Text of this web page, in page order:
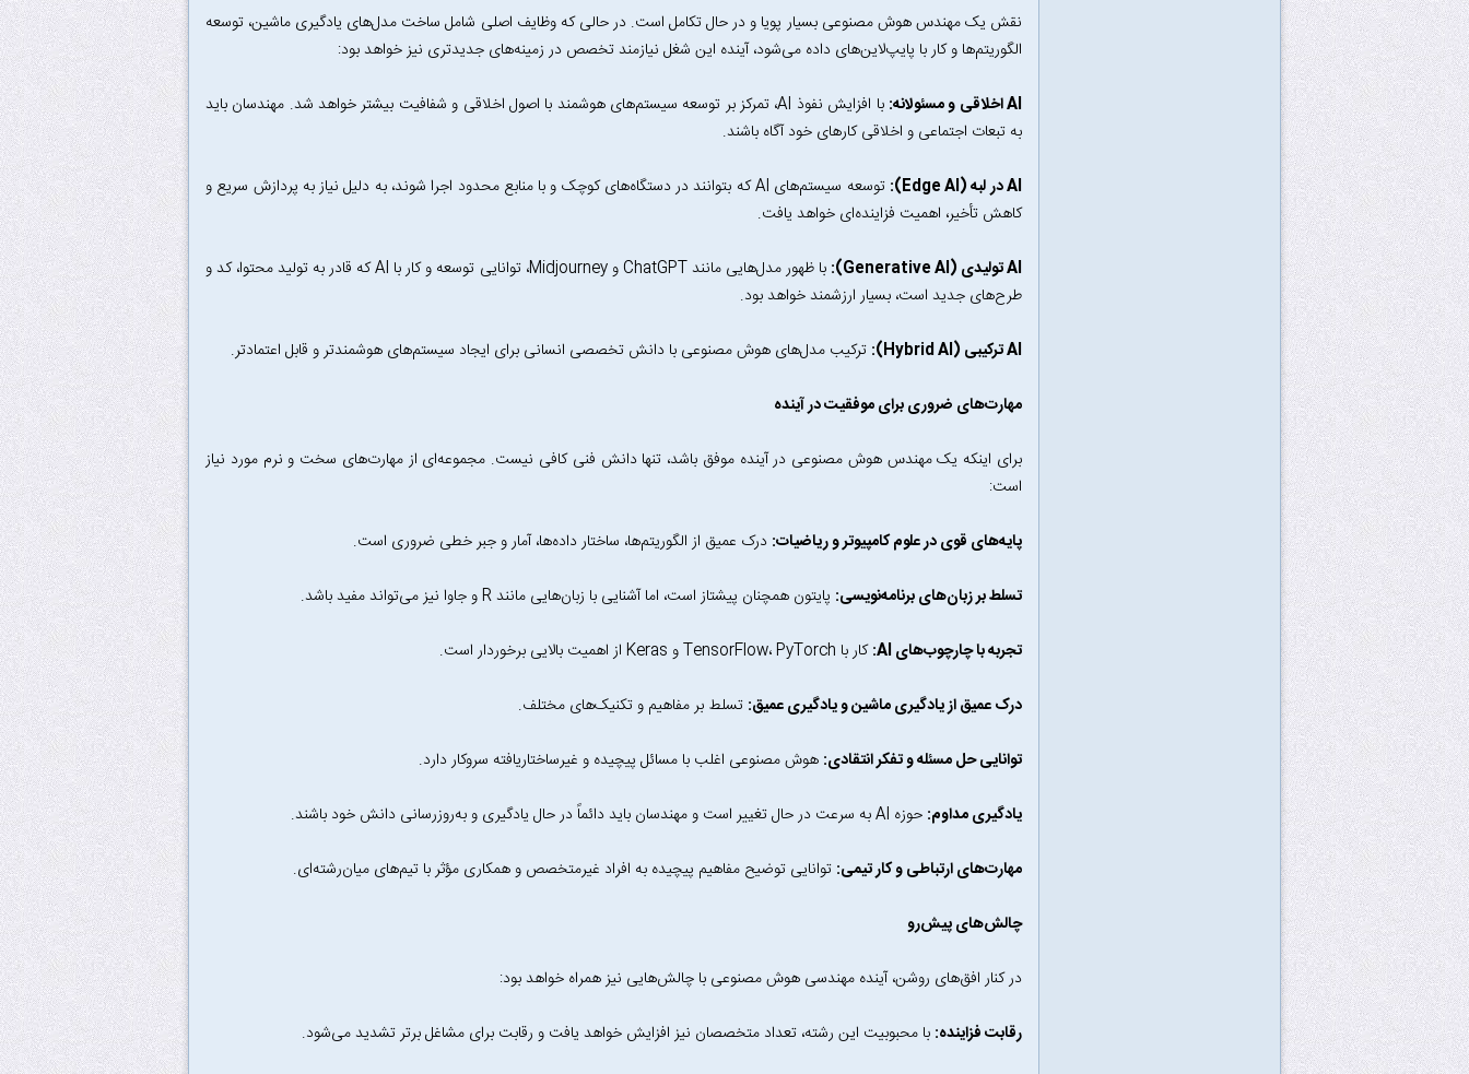
نقش یک مهندس هوش مصنوعی بسیار پویا و در حال تکامل است. در حالی که وظایف اصلی شامل ساخت مدل‌های یادگیری ماشین، توسعه
الگوریتم‌ها و کار با پایپ‌لاین‌های داده می‌شود، آینده این شغل نیازمند تخصص در زمینه‌های جدیدتری نیز خواهد بود:
AI اخلاقی و مسئولانه:
با افزایش نفوذ AI، تمرکز بر توسعه سیستم‌های هوشمند با اصول اخلاقی و شفافیت بیشتر خواهد شد. مهندسان باید
به تبعات اجتماعی و اخلاقی کارهای خود آگاه باشند.
AI در لبه (Edge AI):
توسعه سیستم‌های AI که بتوانند در دستگاه‌های کوچک و با منابع محدود اجرا شوند، به دلیل نیاز به پردازش سریع و
کاهش تأخیر، اهمیت فزاینده‌ای خواهد یافت.
AI تولیدی (Generative AI):
با ظهور مدل‌هایی مانند ChatGPT و Midjourney، توانایی توسعه و کار با AI که قادر به تولید محتوا، کد و
طرح‌های جدید است، بسیار ارزشمند خواهد بود.
AI ترکیبی (Hybrid AI): ترکیب مدل‌های هوش مصنوعی با دانش تخصصی انسانی برای ایجاد سیستم‌های هوشمندتر و قابل اعتمادتر.
مهارت‌های ضروری برای موفقیت در آینده
برای اینکه یک مهندس هوش مصنوعی در آینده موفق باشد، تنها دانش فنی کافی نیست. مجموعه‌ای از مهارت‌های سخت و نرم مورد نیاز
است:
پایه‌های قوی در علوم کامپیوتر و ریاضیات: درک عمیق از الگوریتم‌ها، ساختار داده‌ها، آمار و جبر خطی ضروری است.
تسلط بر زبان‌های برنامه‌نویسی: پایتون همچنان پیشتاز است، اما آشنایی با زبان‌هایی مانند R و جاوا نیز می‌تواند مفید باشد.
تجربه با چارچوب‌های AI: کار با TensorFlow، PyTorch و Keras از اهمیت بالایی برخوردار است.
درک عمیق از یادگیری ماشین و یادگیری عمیق: تسلط بر مفاهیم و تکنیک‌های مختلف.
توانایی حل مسئله و تفکر انتقادی: هوش مصنوعی اغلب با مسائل پیچیده و غیرساختاریافته سروکار دارد.
یادگیری مداوم: حوزه AI به سرعت در حال تغییر است و مهندسان باید دائماً در حال یادگیری و به‌روزرسانی دانش خود باشند.
مهارت‌های ارتباطی و کار تیمی: توانایی توضیح مفاهیم پیچیده به افراد غیرمتخصص و همکاری مؤثر با تیم‌های میان‌رشته‌ای.
چالش‌های پیش‌رو
در کنار افق‌های روشن، آینده مهندسی هوش مصنوعی با چالش‌هایی نیز همراه خواهد بود:
رقابت فزاینده: با محبوبیت این رشته، تعداد متخصصان نیز افزایش خواهد یافت و رقابت برای مشاغل برتر تشدید می‌شود.